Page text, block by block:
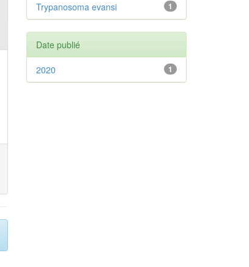
1
Trypanosoma evansi
Date publié
1
2020